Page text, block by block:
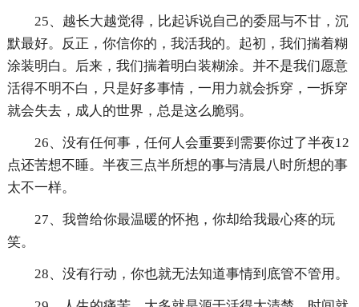
25、越长大越觉得，比起诉说自己的委屈与不甘，沉
默最好。反正，你信你的，我活我的。起初，我们揣着糊
涂装明白。后来，我们揣着明白装糊涂。并不是我们愿意
活得不明不白，只是好多事情，一用力就会拆穿，一拆穿
就会失去，成人的世界，总是这么脆弱。
26、没有任何事，任何人会重要到需要你过了半夜12
点还苦想不睡。半夜三点半所想的事与清晨八时所想的事
太不一样。
27、我曾给你最温暖的怀抱，你却给我最心疼的玩
笑。
28、没有行动，你也就无法知道事情到底管不管用。